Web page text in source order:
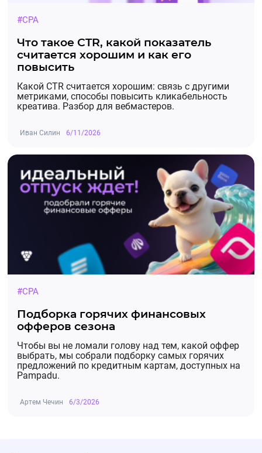
#CPA
Что такое CTR, какой показатель
считается хорошим и как его
повысить
Какой CTR считается хорошим: связь с другими
метриками, способы повысить кликабельность
креатива. Разбор для вебмастеров.
Иван Силин 6/11/2026
#CPA
Подборка горячих финансовых
офферов сезона
Чтобы вы не ломали голову над тем, какой оффер
выбрать, мы собрали подборку самых горячих
предложений по кредитным картам, доступных на
Pampadu.
Артем Чечин 6/3/2026